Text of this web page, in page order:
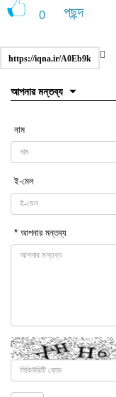
0 পছন্দ
https://iqna.ir/A0Eb9k
আপনার মন্তব্য
নাম
ই-মেল
* আপনার মন্তব্য